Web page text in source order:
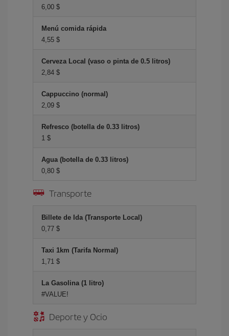
6,00 $
Menú comida rápida
4,55 $
Cerveza Local (vaso o pinta de 0.5 litros)
2,84 $
Cappuccino (normal)
2,09 $
Refresco (botella de 0.33 litros)
1 $
Agua (botella de 0.33 litros)
0,80 $
Transporte
Billete de Ida (Transporte Local)
0,77 $
Taxi 1km (Tarifa Normal)
1,71 $
La Gasolina (1 litro)
#VALUE!
Deporte y Ocio